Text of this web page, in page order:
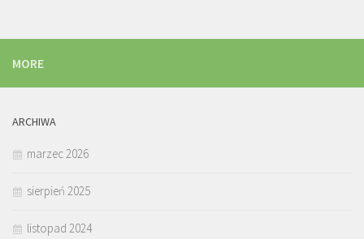
MORE
ARCHIWA
marzec 2026
sierpień 2025
listopad 2024